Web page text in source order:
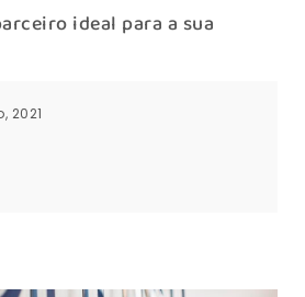
ideal para a sua
2021